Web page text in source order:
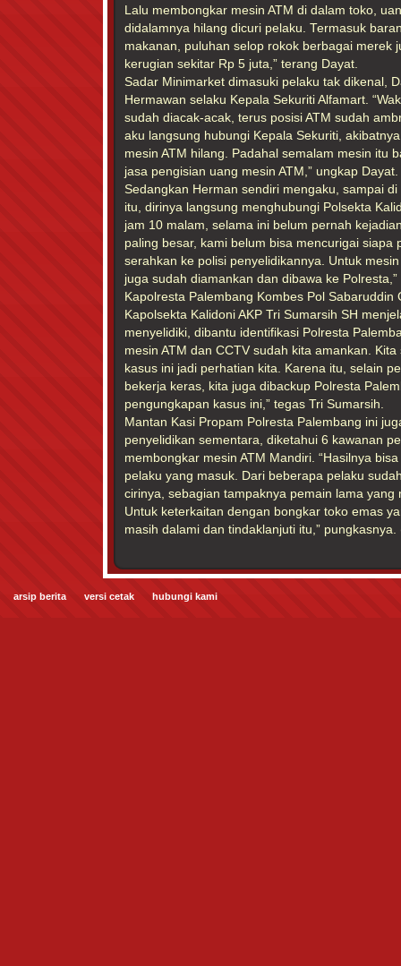
Lalu membongkar mesin ATM di dalam toko,
didalamnya hilang dicuri pelaku. Termasuk
makanan, puluhan selop rokok berbagai merek
kerugian sekitar Rp 5 juta,” terang Dayat.
Sadar Minimarket dimasuki pelaku tak dikenal,
Hermawan selaku Kepala Sekuriti Alfamart.
sudah diacak-acak, terus posisi ATM sudah
aku langsung hubungi Kepala Sekuriti,
mesin ATM hilang. Padahal semalam mesin itu
jasa pengisian uang mesin ATM,” ungkap Dayat.
Sedangkan Herman sendiri mengaku, sampai
itu, dirinya langsung menghubungi Polsekta
jam 10 malam, selama ini belum pernah
paling besar, kami belum bisa mencurigai siapa
serahkan ke polisi penyelidikannya. Untuk
juga sudah diamankan dan dibawa ke
Kapolresta Palembang Kombes Pol Sabaruddin
Kapolsekta Kalidoni AKP Tri Sumarsih SH
menyelidiki, dibantu identifikasi Polresta
mesin ATM dan CCTV sudah kita amankan.
kasus ini jadi perhatian kita. Karena itu, selain
bekerja keras, kita juga dibackup Polresta
pengungkapan kasus ini,” tegas Tri Sumarsih.
Mantan Kasi Propam Polresta Palembang ini
penyelidikan sementara, diketahui 6 kawanan
membongkar mesin ATM Mandiri. “Hasilnya
pelaku yang masuk. Dari beberapa pelaku
cirinya, sebagian tampaknya pemain lama yang
Untuk keterkaitan dengan bongkar toko emas
masih dalami dan tindaklanjuti itu,” pungkasnya.
arsip berita versi cetak hubungi kami